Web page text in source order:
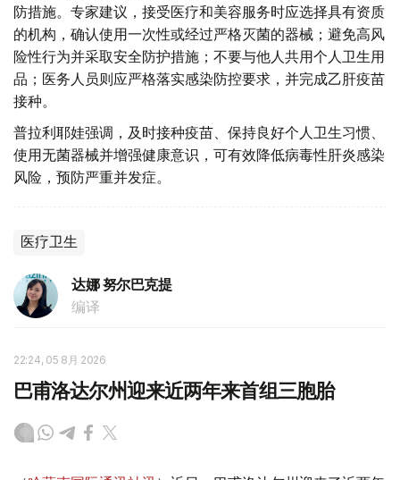
防措施。专家建议，接受医疗和美容服务时应选择具有资质
的机构，确认使用一次性或经过严格灭菌的器械；避免高风
险性行为并采取安全防护措施；不要与他人共用个人卫生用
品；医务人员则应严格落实感染防控要求，并完成乙肝疫苗
接种。
普拉利耶娃强调，及时接种疫苗、保持良好个人卫生习惯、
使用无菌器械并增强健康意识，可有效降低病毒性肝炎感染
风险，预防严重并发症。
医疗卫生
达娜 努尔巴克提
编译
22:24, 05 8月 2026
巴甫洛达尔州迎来近两年来首组三胞胎